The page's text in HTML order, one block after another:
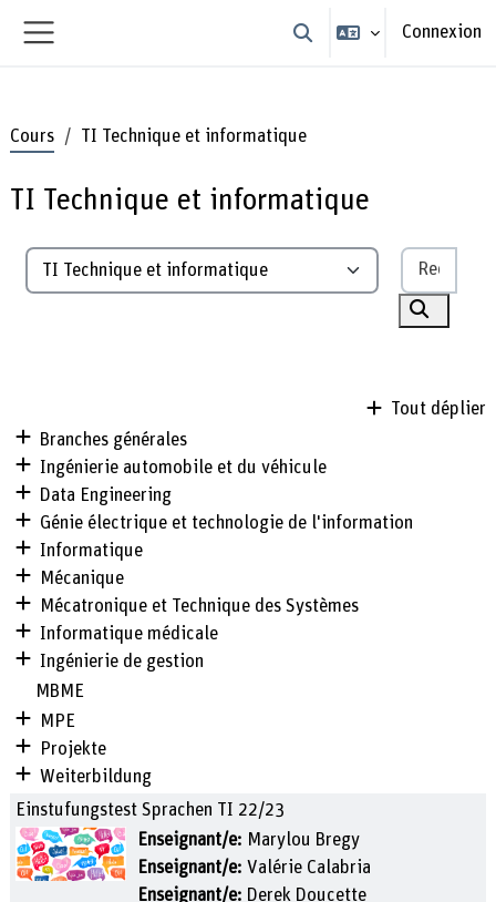
Activer/désactiver la
Connexion
Cours TI Technique et informatique
TI Technique et informatique
Catégories de cours
Tout déplier
Branches générales
Ingénierie automobile et du véhicule
Data Engineering
Génie électrique et technologie de l'information
Informatique
Mécanique
Mécatronique et Technique des Systèmes
Informatique médicale
Ingénierie de gestion
MBME
MPE
Projekte
Weiterbildung
Einstufungstest Sprachen TI 22/23
Enseignant/e: Marylou Bregy
Enseignant/e: Valérie Calabria
Enseignant/e: Derek Doucette